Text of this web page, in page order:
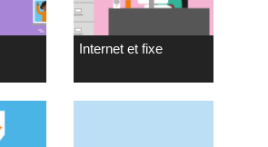
Internet et fixe